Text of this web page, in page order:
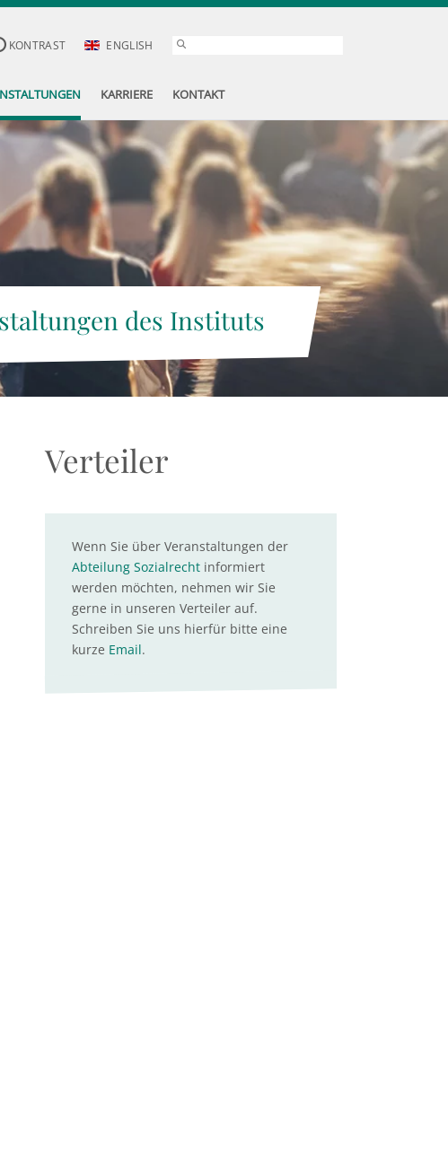
KONTRAST ENGLISH
KARRIERE KONTAKT
des Instituts
Verteiler
Wenn Sie über Veranstaltungen der
Abteilung Sozialrechtinformiert
werden möchten, nehmen wir Sie
gerne in unseren Verteiler auf.
Schreiben Sie uns hierfür bitte eine
kurze Email.